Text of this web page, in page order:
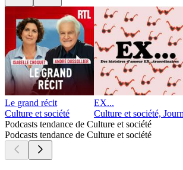
Le grand récit
Culture et société
EX...
Culture et société,
Podcasts tendance de Culture et société
Podcasts tendance de Culture et société